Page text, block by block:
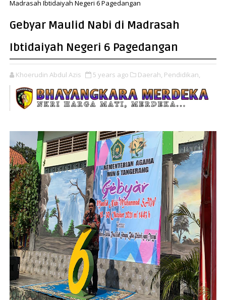
Madrasah Ibtidaiyah Negeri 6 Pagedangan
Gebyar Maulid Nabi di Madrasah
Ibtidaiyah Negeri 6 Pagedangan
Khoerudin Abdul Azis 5 years ago Daerah, Pendidikan,